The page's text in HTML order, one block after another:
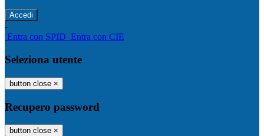
-
Entra con SPID Entra con CIE
Seleziona utente
button close ×
Recupero password
button close ×